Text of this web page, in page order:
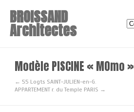
BROISSAND
Architectes
Modèle PISCINE « MOmo »
← 55 Logts SAINT-JULIEN-en-G.
APPARTEMENT r. du Temple PARIS →